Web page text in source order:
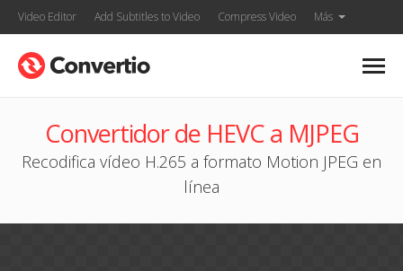
Video Editor Add Subtitles to Video Compress Video Más
Convertidor de HEVC a MJPEG
Recodifica vídeo H.265 a formato Motion JPEG en
línea